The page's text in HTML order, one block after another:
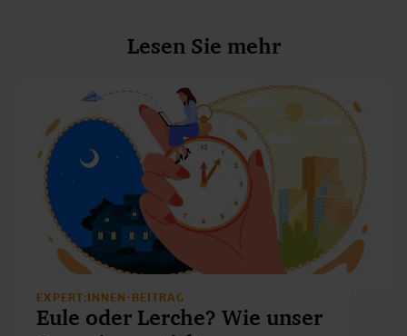
Lesen Sie mehr
EXPERT:INNEN-BEITRAG
Eule oder Lerche? Wie unser